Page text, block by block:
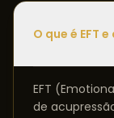
O que é EFT
EFT
de